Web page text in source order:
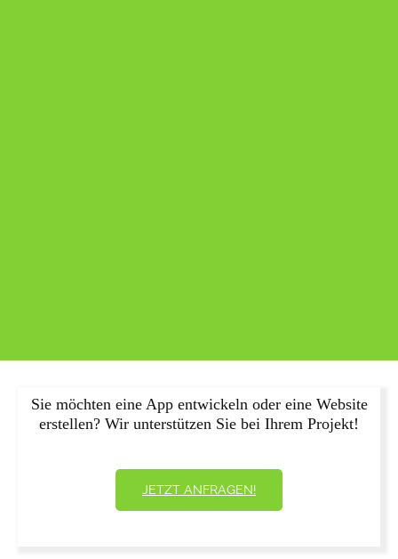
Sie möchten eine App entwickeln oder eine Website
erstellen? Wir unterstützen Sie bei Ihrem Projekt!
JETZT ANFRAGEN!